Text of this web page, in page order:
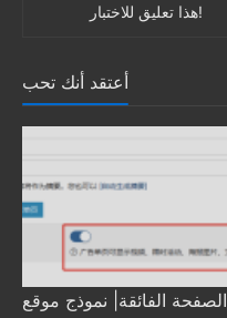
هذا تعليق للاختبار!
أعتقد أنك تحب
الصفحة الفائقة| نموذج موقع